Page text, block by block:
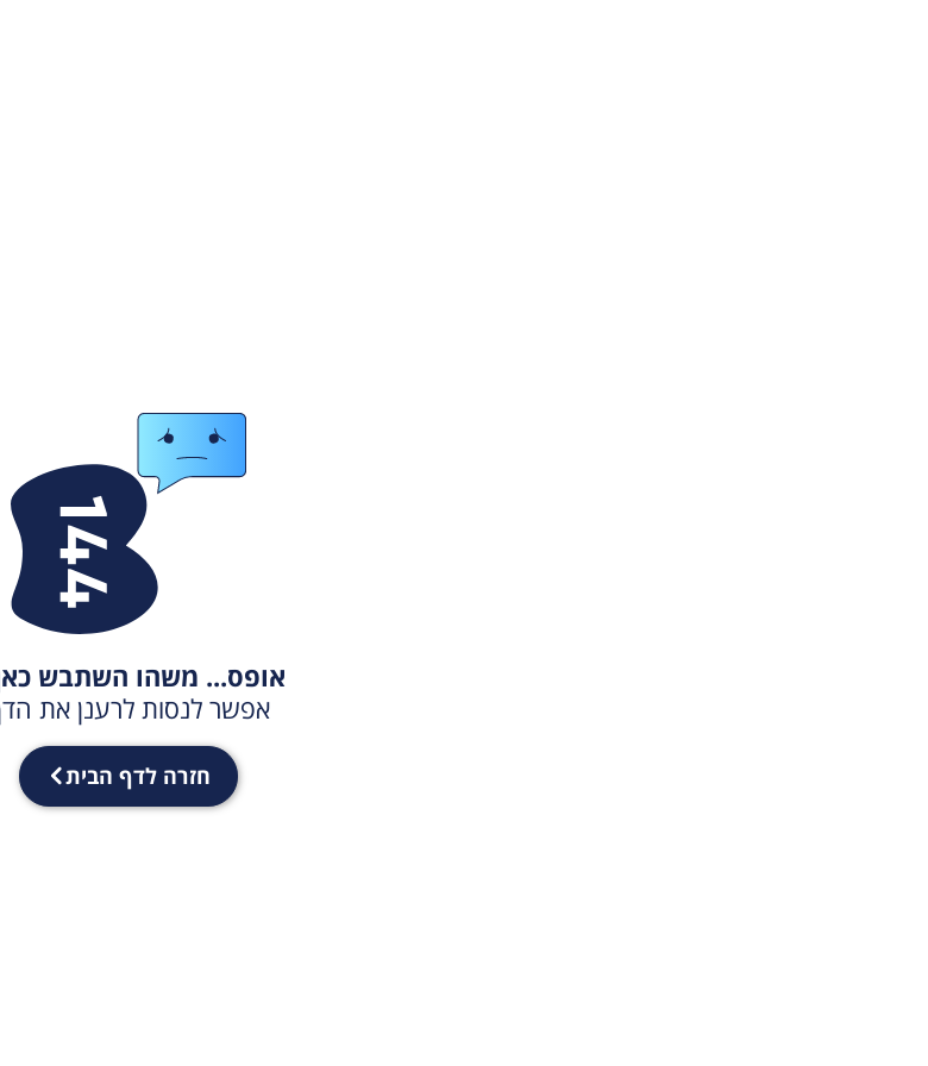
אופס... משהו השתבש
אפשר לנסות לרענן את
חזרה לדף הבית